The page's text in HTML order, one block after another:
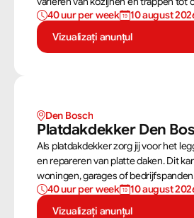
dakconstructies en gevels. Aan de
bouwtekeningen zorg jij ervoor dat
stevig als netjes is afgewerkt.
40 uur per week
10 august
Vizualizați anunțul
Den Bosch
Platdakdekker Den
Als platdakdekker zorg jij voor het
en repareren van platte daken. Dit
woningen, garages of
deze daken tegen alle
zoals regen, sneeuw en wind.
40 uur per week
10 august
Vizualizați anunțul